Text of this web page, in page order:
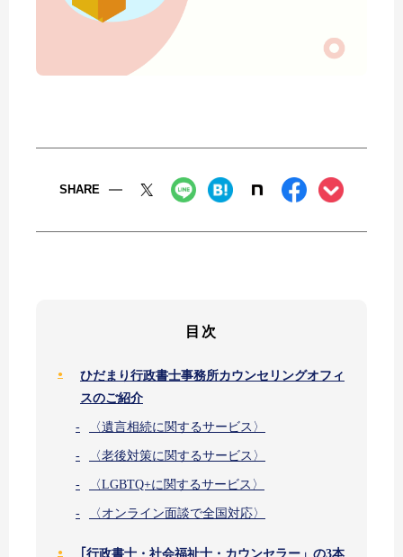
SHARE
目次
ひだまり行政書士事務所カウンセリングオフィ
スのご紹介
〈遺言相続に関するサービス〉
〈老後対策に関するサービス〉
〈LGBTQ+に関するサービス〉
〈オンライン面談で全国対応〉
｢行政書士・社会福祉士・カウンセラー」の3本